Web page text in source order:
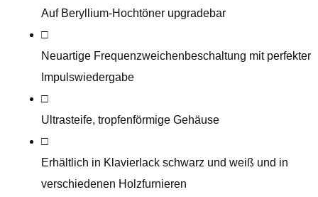
Auf Beryllium-Hochtöner upgradebar
□
Neuartige Frequenzweichenbeschaltung mit perfekter
Impulswiedergabe
□
Ultrasteife, tropfenförmige Gehäuse
□
Erhältlich in Klavierlack schwarz und weiß und in
verschiedenen Holzfurnieren